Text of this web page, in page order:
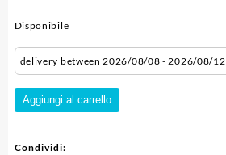
Disponibile
delivery between 2026/08/08 - 2026/08/12
CREATIVE
Altoparlanti
Pebble
Aggiungi al carrello
Condividi: